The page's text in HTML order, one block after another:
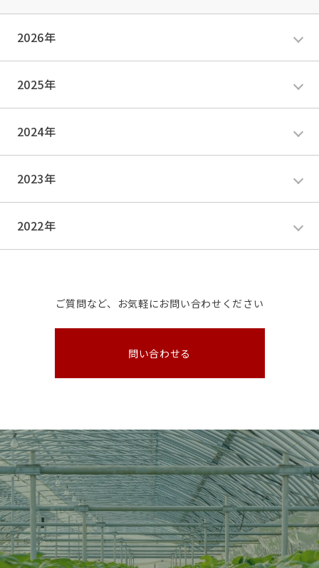
2026年
2025年
2024年
2023年
2022年
ご質問など、お気軽にお問い合わせください
問い合わせる